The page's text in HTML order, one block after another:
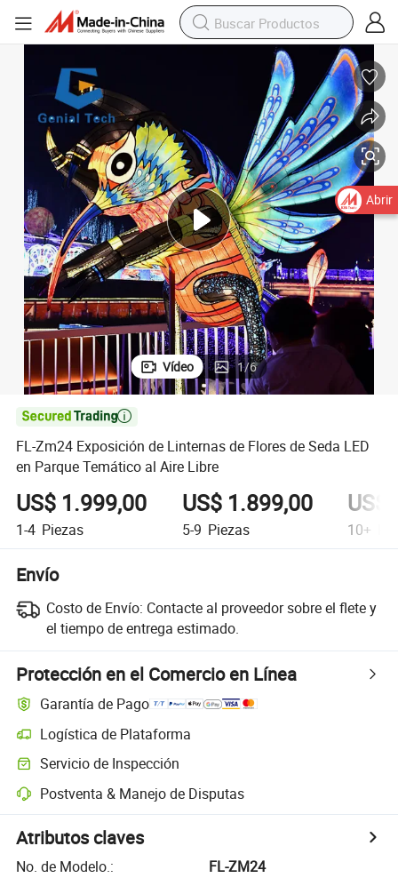
Vídeo 1/6

FL-Zm24 Exposición de Linternas de Flores de Seda LED
en Parque Temático al Aire Libre
US$ 1.999,00
1-4 Piezas
US$ 1.899,00
5-9 Piezas
US$
10+
Envío
Costo de Envío: Contacte al proveedor sobre el flete y
el tiempo de entrega estimado.
Protección en el Comercio en Línea
Garantía de Pago
Logística de Plataforma
Servicio de Inspección
Postventa & Manejo de Disputas
Atributos claves
No. de Modelo.:
FL-ZM24
Abrir